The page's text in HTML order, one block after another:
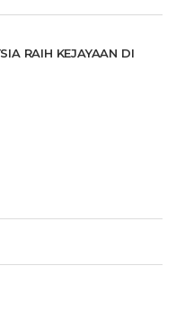
RAIH KEJAYAAN DI